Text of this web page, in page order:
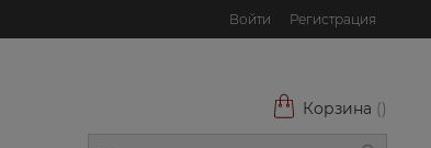
Войти Регистрация
Корзина ()